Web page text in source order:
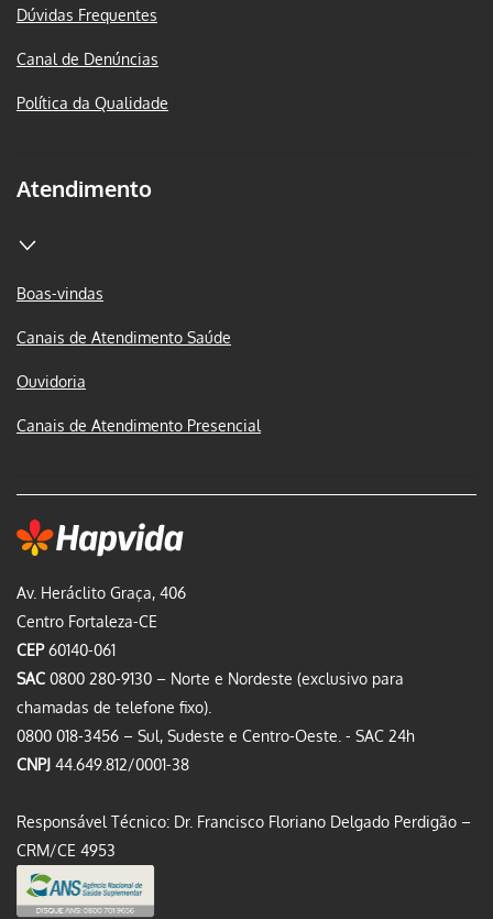
Av. Heráclito Graça, 406
Centro Fortaleza-CE
CEP60140-061
SAC 0800 280-9130 – Norte e Nordeste (exclusivo para
chamadas de telefone fixo).
0800 018-3456 – Sul, Sudeste e Centro-Oeste. - SAC 24h
CNPJ 44.649.812/0001-38
Responsável Técnico: Dr. Francisco Floriano Delgado Perdigão –
CRM/CE 4953
Dúvidas Frequentes
Canal de Denúncias
Política da Qualidade
Atendimento
Boas-vindas
Canais de Atendimento Saúde
Ouvidoria
Canais de Atendimento Presencial